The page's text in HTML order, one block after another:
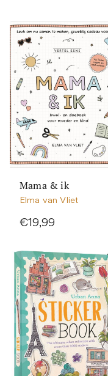
Mama & ik
Elma van Vliet
€19,99